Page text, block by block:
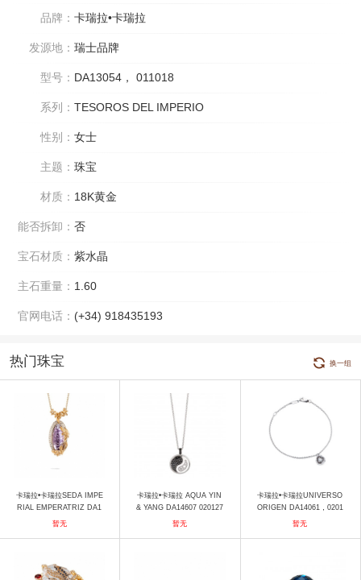
品牌： 卡瑞拉•卡瑞拉
发源地： 瑞士品牌
型号： DA13054， 011018
系列： TESOROS DEL IMPERIO
性别： 女士
主题： 珠宝
材质： 18K黄金
能否拆卸： 否
宝石材质： 紫水晶
主石重量： 1.60
官网电话： (+34) 918435193
热门珠宝 换一组
卡瑞拉•卡瑞拉SEDA IMPE
RIAL EMPERATRIZ DA1
3456，011018 项链
暂无
卡瑞拉•卡瑞拉 AQUA YIN
& YANG DA14607 020127
项链
暂无
卡瑞拉•卡瑞拉UNIVERSO
ORIGEN DA14061，0201
01 手镯
暂无